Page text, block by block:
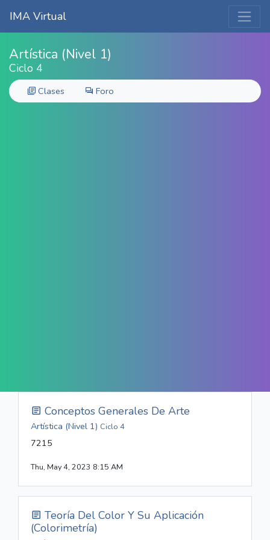
IMA Virtual
Artística (Nivel 1)
Ciclo 4
Clases Foro
Conceptos Generales De Arte
Artística (Nivel 1) Ciclo 4
7215
Thu, May 4, 2023 8:15 AM
Teoría Del Color Y Su Aplicación
(Colorimetría)